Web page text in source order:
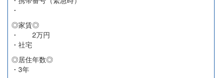
・
◎家賃◎
・ 2万円
・社宅
◎居住年数◎
・3年